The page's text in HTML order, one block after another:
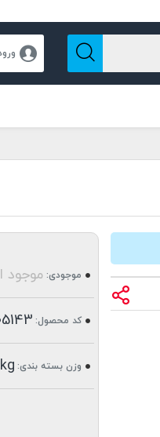
موجودی:
کد محصول:
وزن بسته بندی: